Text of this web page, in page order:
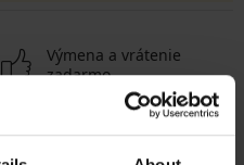
Výmena a vrátenie
zadarmo
Chytrý sprievodca